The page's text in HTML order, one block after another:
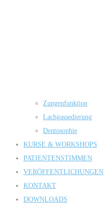
Zungenfunktion
Lachgassedierung
Dentosophie
KURSE & WORKSHOPS
PATIENTENSTIMMEN
VERÖFFENTLICHUNGEN
KONTAKT
DOWNLOADS